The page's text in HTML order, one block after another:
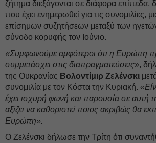
ζήτημα διεξάγονται σε διάφορα
που έχει ενημερωθεί για τις συνομιλίες,
επίσημων συζητήσεων μεταξύ των
σύνοδο κορυφής τον Ιούνιο.
«Συμφωνούμε αμφότεροι ότι η Ευρώπη
συμμετάσχει στις διαπραγματεύσεις»,
της Ουκρανίας Βολοντίμιρ Ζελένσκι
συνομιλία με τον Κόστα την Κυριακή.
έχει ισχυρή φωνή και παρουσία σε αυτή
αξίζει να καθοριστεί ποιος ακριβώς θα
Ευρώπη».
Ο Ζελένσκι δήλωσε την Τρίτη ότι